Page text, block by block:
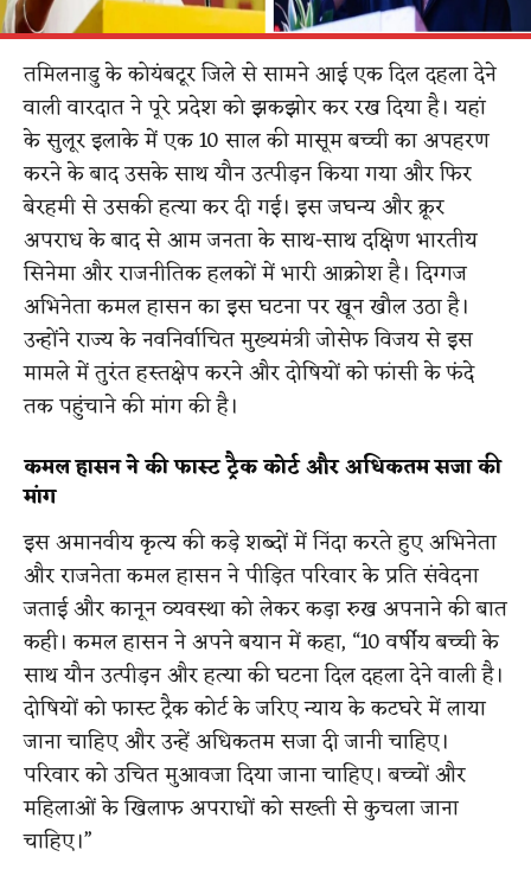
तमिलनाडु के कोयंबटूर जिले से सामने आई एक दिल दहला देने
वाली वारदात ने पूरे प्रदेश को झकझोर कर रख दिया है। यहां
के सुलूर इलाके में एक 10 साल की मासूम बच्ची का अपहरण
करने के बाद उसके साथ यौन उत्पीड़न किया गया और फिर
बेरहमी से उसकी हत्या कर दी गई। इस जघन्य और क्रूर
अपराध के बाद से आम जनता के साथ-साथ दक्षिण भारतीय
सिनेमा और राजनीतिक हलकों में भारी आक्रोश है। दिग्गज
अभिनेता कमल हासन का इस घटना पर खून खौल उठा है।
उन्होंने राज्य के नवनिर्वाचित मुख्यमंत्री जोसेफ विजय से इस
मामले में तुरंत हस्तक्षेप करने और दोषियों को फांसी के फंदे
तक पहुंचाने की मांग की है।
कमल हासन ने की फास्ट ट्रैक कोर्ट और अधिकतम सजा की
मांग
इस अमानवीय कृत्य की कड़े शब्दों में निंदा करते हुए अभिनेता
और राजनेता कमल हासन ने पीड़ित परिवार के प्रति संवेदना
जताई और कानून व्यवस्था को लेकर कड़ा रुख अपनाने की बात
कही। कमल हासन ने अपने बयान में कहा, “10 वर्षीय बच्ची के
साथ यौन उत्पीड़न और हत्या की घटना दिल दहला देने वाली है।
दोषियों को फास्ट ट्रैक कोर्ट के जरिए न्याय के कटघरे में लाया
जाना चाहिए और उन्हें अधिकतम सजा दी जानी चाहिए।
परिवार को उचित मुआवजा दिया जाना चाहिए। बच्चों और
महिलाओं के खिलाफ अपराधों को सख्ती से कुचला जाना
चाहिए।”